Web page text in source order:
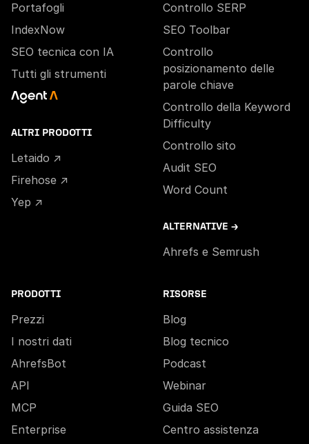
Portafogli
IndexNow
SEO tecnica con IA
Tutti gli strumenti
ALTRI PRODOTTI
Letaido ↗
Firehose ↗
Yep ↗
Controllo SERP
SEO Toolbar
Controllo
posizionamento delle
parole chiave
Controllo della Keyword
Difficulty
Controllo sito
Audit SEO
Word Count
ALTERNATIVE →
Ahrefs e Semrush
PRODOTTI
Prezzi
I nostri dati
AhrefsBot
API
MCP
Enterprise
RISORSE
Blog
Blog tecnico
Podcast
Webinar
Guida SEO
Centro assistenza